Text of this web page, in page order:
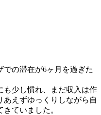
の滞在が6ヶ月を過ぎた
も少し慣れ、まだ収入は作
えずゆっくりしながら自
ていました。